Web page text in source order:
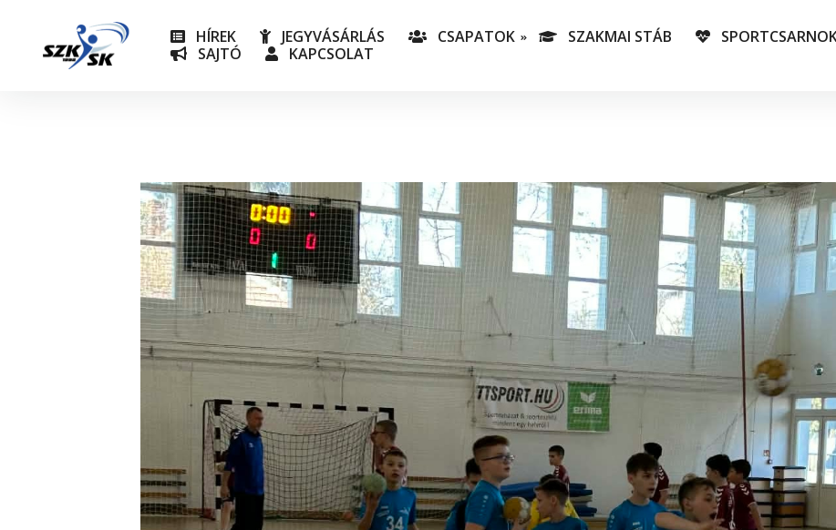
HÍREK JEGYVÁSÁRLÁS CSAPATOK SZAKMAI STÁB
SAJTÓ KAPCSOLAT